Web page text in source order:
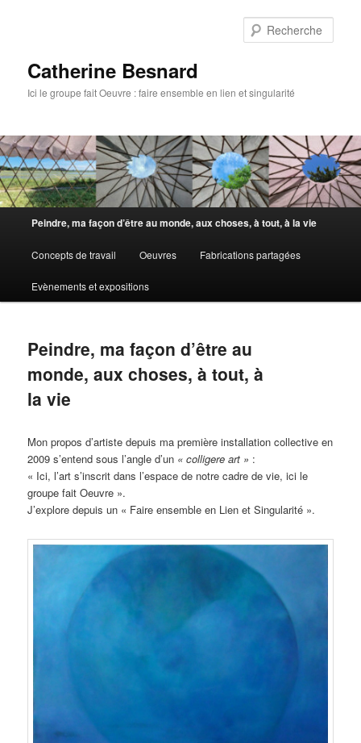
Catherine Besnard
Ici le groupe fait Oeuvre : faire ensemble en lien et singularité
Peindre, ma façon d’être au monde, aux choses, à tout, à la vie
Concepts de travail Oeuvres Fabrications partagées
Evènements et expositions
Peindre, ma façon d’être au
monde, aux choses, à tout, à
la vie
Mon propos d’artiste depuis ma première installation collective en
2009 s’entend sous l’angle d’un « colligere art » :
« Ici, l’art s’inscrit dans l’espace de notre cadre de vie, ici le
groupe fait Oeuvre ».
J’explore depuis un « Faire ensemble en Lien et Singularité ».